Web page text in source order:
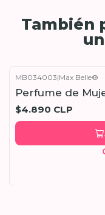
También
MB034003|Max Belle®
Perfume de
$4.890 CLP